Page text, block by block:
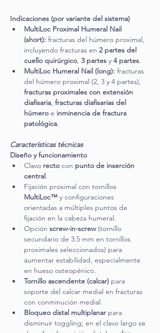
Indicaciones (por variante del sistema)
MultiLoc Proximal Humeral Nail
(short): fracturas del húmero proximal,
incluyendo fracturas en 2 partes del
cuello quirúrgico, 3 partes y 4 partes.
MultiLoc Humeral Nail (long): fracturas
del húmero proximal (2, 3 y 4 partes),
fracturas proximales con extensión
diafisaria, fracturas diafisarias del
húmero e inminencia de fractura
patológica.
Características técnicas
Diseño y funcionamiento
Clavo recto con punto de inserción
central.
Fijación proximal con tornillos
MultiLoc™ y configuraciones
orientadas a múltiples puntos de
fijación en la cabeza humeral.
Opción screw-in-screw (tornillo
secundario de 3.5 mm en tornillos
proximales seleccionados) para
aumentar estabilidad, especialmente
en hueso osteopénico.
Tornillo ascendente (calcar) para
soporte del calcar medial en fracturas
con conminución medial.
Bloqueo distal multiplanar para
disminuir toggling; en el clavo largo se